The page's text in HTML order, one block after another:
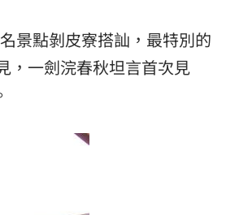
景點剝皮寮搭訕，最特別的
，一劍浣春秋坦言首次見